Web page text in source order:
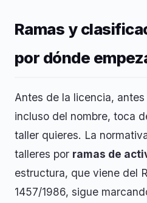
Ramas y
por dónde
Antes de la licencia,
incluso del nombre, toca
taller quieres. La
talleres por ramas de
estructura, que viene del
1457/1986, sigue